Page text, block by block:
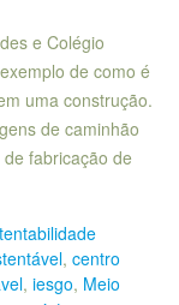
e Colégio
de como é
uma construção.
de caminhão
fabricação de
, centro
, iesgo, Meio